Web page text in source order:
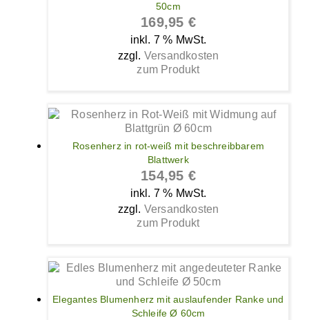
50cm
169,95 €
inkl. 7 % MwSt.
zzgl. Versandkosten
zum Produkt
Rosenherz in rot-weiß mit beschreibbarem
Blattwerk
154,95 €
inkl. 7 % MwSt.
zzgl. Versandkosten
zum Produkt
Elegantes Blumenherz mit auslaufender Ranke und
Schleife Ø 60cm